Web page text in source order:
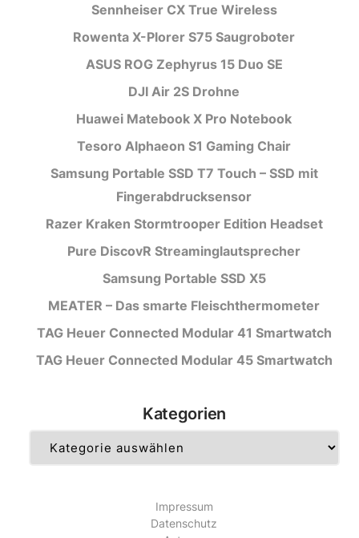
Sennheiser CX True Wireless
Rowenta X-Plorer S75 Saugroboter
ASUS ROG Zephyrus 15 Duo SE
DJI Air 2S Drohne
Huawei Matebook X Pro Notebook
Tesoro Alphaeon S1 Gaming Chair
Samsung Portable SSD T7 Touch – SSD mit
Fingerabdrucksensor
Razer Kraken Stormtrooper Edition Headset
Pure DiscovR Streaminglautsprecher
Samsung Portable SSD X5
MEATER – Das smarte Fleischthermometer
TAG Heuer Connected Modular 41 Smartwatch
TAG Heuer Connected Modular 45 Smartwatch
Kategorien
Impressum
Datenschutz